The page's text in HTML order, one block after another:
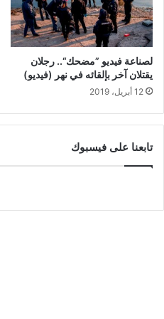
لصناعة فيديو ”مضحك“.. رجلان
يقتلان آخر بإلقائه في نهر (فيديو)
12 أبريل، 2019
تابعنا على فيسبوك